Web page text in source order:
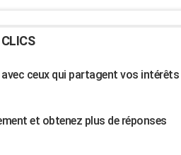
ceux qui partagent vos intérêts
et obtenez plus de réponses